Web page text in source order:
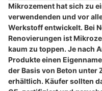
Mikrozement hat sich zu
verwendenden und vor
Werkstoff entwickelt. Bei
Renovierungen ist
kaum zu toppen. Je nach
Produkte einen
der Basis von Beton unter
erhältlich. Käufer sollten